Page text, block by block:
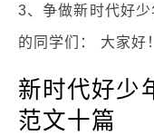
3、争做新时代好
的同学们： 大家好
新时代好少
范文十篇